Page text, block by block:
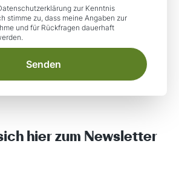
hier zum Newsletter
zur Kenntnis
stimme zu, dass meine Angaben zur
und für Rückfragen dauerhaft
Senden